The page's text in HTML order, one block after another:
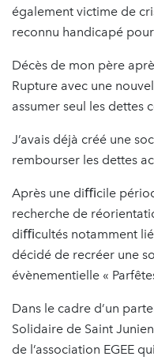
également victime de
reconnu handicapé
Décès de mon père
Rupture avec une
assumer seul les dettes
J’avais déjà créé une
rembourser les dettes
Après une diﬃcile
recherche de
diﬃcultés notamment
décidé de recréer une
évènementielle «
Dans le cadre d’un
Solidaire de Saint
de l’association EGEE